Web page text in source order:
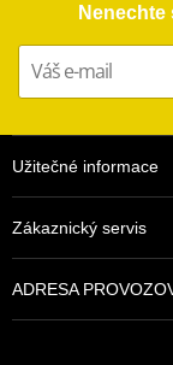
Užitečné informace
Zákaznický servis
ADRESA